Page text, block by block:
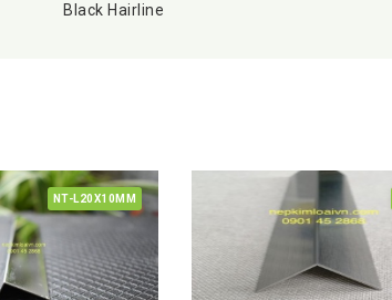
Black Hairline
NT-L20X10MM